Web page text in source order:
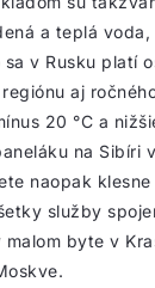
a teplá
v Rusku platí
aj
20 °C a
na Sibíri
naopak
služby
byte v